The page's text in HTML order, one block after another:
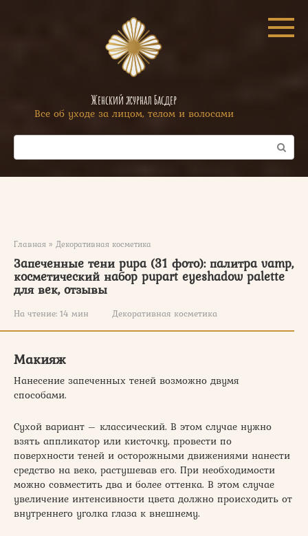
Женский журнал Басдер
Все об уходе за лицом, телом и волосами
Поиск:
Главная » Декоративная косметика
Запеченные тени pupa (31 фото): палитра vamp,
косметический набор pupart eyeshadow palette
для век, отзывы
На чтение: 14 мин Декоративная косметика
Макияж
Нанесение запеченных теней возможно двумя
способами.
Сухой вариант – классический. В этом случае нужно
взять аппликатор или кисточку, провести по
поверхности теней и осторожными движениями нанести
средство на веко, растушевав его. При необходимости
можно совместить два и более оттенка. В этом случае
увеличение интенсивности цвета должно происходить от
внутреннего уголка глаза к внешнему.